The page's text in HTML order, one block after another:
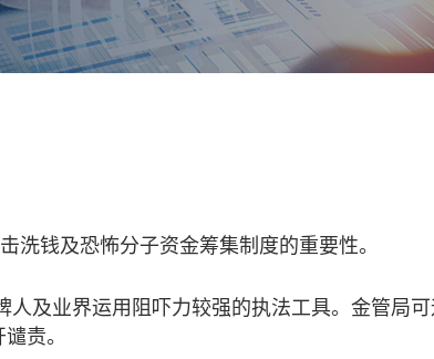
洗钱及恐怖分子资金筹集制度的重要性。
及业界运用阻吓力较强的执法工具。金管局
责。